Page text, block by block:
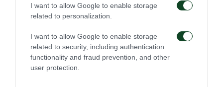
I want to allow Google to enable storage
related to personalization.
I want to allow Google to enable storage
related to security, including authentication
functionality and fraud prevention, and other
user protection.